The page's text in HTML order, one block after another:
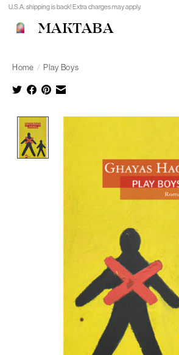
U.S.A. shipping is back! Extra charges may apply.
MAKTABA
Home / Play Boys